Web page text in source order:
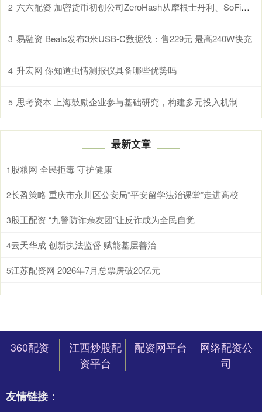
2 六六配资 加密货币初创公司ZeroHash从摩根士丹利、SoFi、阿波罗全球管理等机构融资104亿美元
3 易融资 Beats发布3米USB-C数据线：售229元 最高240W快充
4 升宏网 你知道虫情测报仪具备哪些优势吗
5 思考资本 上海鼓励企业参与基础研究，构建多元投入机制
最新文章
1 股粮网 全民拒毒 守护健康
2长盈策略 重庆市永川区公安局“平安留学法治课堂”走进高校
3股王配资 “九警防诈亲友团”让反诈成为全民自觉
4云天华成 创新执法监督 赋能基层善治
5江苏配资网 2026年7月总票房破20亿元
360配资
江西炒股配
资平台
配资网平台
网络配资公
司
友情链接：